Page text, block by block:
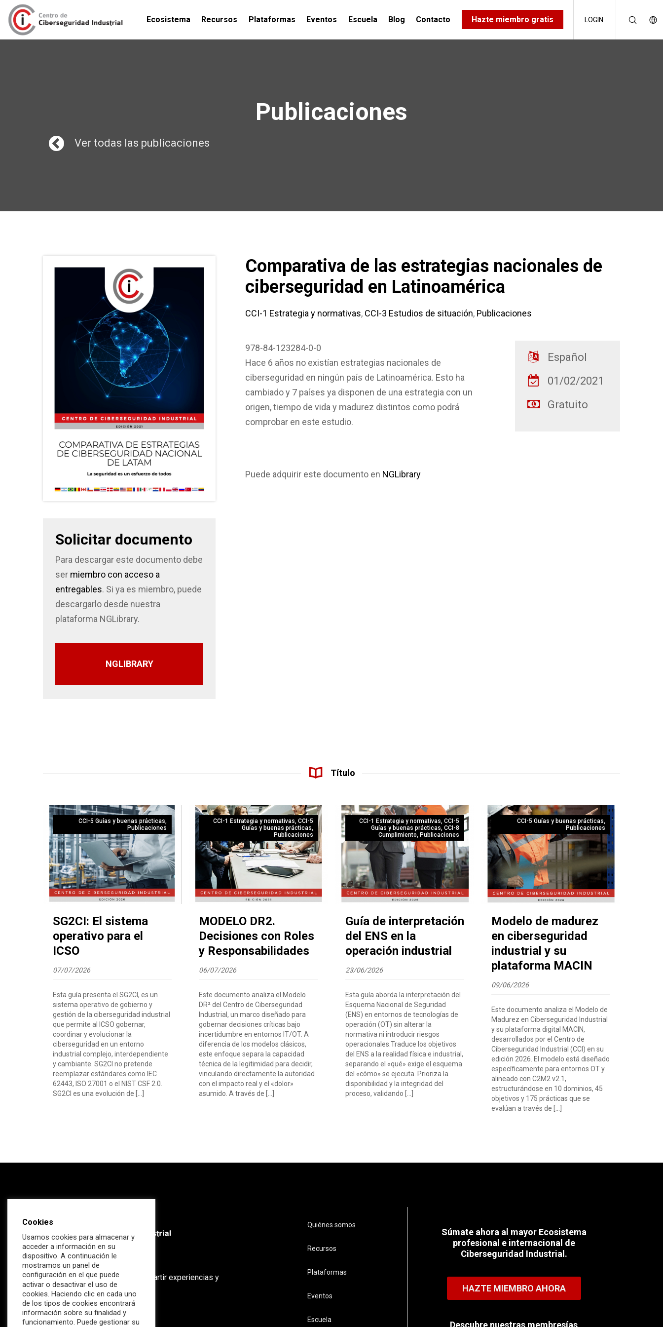
Ecosistema Recursos Plataformas Eventos Escuela Blog Contacto Hazte miembro gratis LOGIN
Publicaciones
Ver todas las publicaciones
Solicitar documento
Para descargar este documento debe
ser miembro con acceso a
entregables. Si ya es miembro, puede
descargarlo desde nuestra
plataforma NGLibrary.
NGLIBRARY
Comparativa de las estrategias nacionales de
ciberseguridad en Latinoamérica
CCI-1 Estrategia y normativas, CCI-3 Estudios de situación, Publicaciones
978-84-123284-0-0
Hace 6 años no existían estrategias nacionales de
ciberseguridad en ningún país de Latinoamérica. Esto ha
cambiado y 7 países ya disponen de una estrategia con un
origen, tiempo de vida y madurez distintos como podrá
comprobar en este estudio.
Puede adquirir este documento en NGLibrary
Español
01/02/2021
Gratuito
Título
CCI-5 Guías y buenas prácticas
Publicaciones
SG2CI: El sistema
operativo para el
ICSO
07/07/2026
Esta guía presenta el SG2CI, es un
sistema operativo de gobierno y
gestión de la ciberseguridad industrial
que permite al ICSO gobernar,
coordinar y evolucionar la
ciberseguridad en un entorno
industrial complejo, interdependiente
y cambiante. SG2CI no pretende
reemplazar estándares como IEC
62443, ISO 27001 o el NIST CSF 2.0.
SG2CI es una evolución de […]
CCI-1 Estrategia y normativas CCI-5
Guías y buenas prácticas
Publicaciones
MODELO DR2.
Decisiones con Roles
y Responsabilidades
06/07/2026
Este documento analiza el Modelo
DR² del Centro de Ciberseguridad
Industrial, un marco diseñado para
gobernar decisiones críticas bajo
incertidumbre en entornos IT/OT. A
diferencia de los modelos clásicos,
este enfoque separa la capacidad
técnica de la legitimidad para decidir,
vinculando directamente la autoridad
con el impacto real y el «dolor»
asumido. A través de […]
CCI-1 Estrategia y normativas CCI-5
Guías y buenas prácticas CCI-8
Cumplimiento Publicaciones
Guía de interpretación
del ENS en la
operación industrial
23/06/2026
Esta guía aborda la interpretación del
Esquema Nacional de Seguridad
(ENS) en entornos de tecnologías de
operación (OT) sin alterar la
normativa ni introducir riesgos
operacionales.Traduce los objetivos
del ENS a la realidad física e industrial,
separando el «qué» exige el esquema
del «cómo» se ejecuta. Prioriza la
disponibilidad y la integridad del
proceso, validando […]
CCI-5 Guías y buenas prácticas
Publicaciones
Modelo de madurez
en ciberseguridad
industrial y su
plataforma MACIN
09/06/2026
Este documento analiza el Modelo de
Madurez en Ciberseguridad Industrial
y su plataforma digital MACIN,
desarrollados por el Centro de
Ciberseguridad Industrial (CCI) en su
edición 2026. El modelo está diseñado
específicamente para entornos OT y
alineado con C2M2 v2.1,
estructurándose en 10 dominios, 45
objetivos y 175 prácticas que se
evalúan a través de […]
El ecosistema global para compartir experiencias y
conocimiento.
Blog
Quiénes somos
Recursos
Plataformas
Eventos
Escuela
Súmate ahora al mayor Ecosistema
profesional e internacional de
Ciberseguridad Industrial.
HAZTE MIEMBRO AHORA
Descubre nuestras membresías
Cookies
Usamos cookies para almacenar y
acceder a información en su
dispositivo. A continuación le
mostramos un panel de
configuración en el que puede
activar o desactivar el uso de
cookies. Haciendo clic en cada uno
de los tipos de cookies encontrará
información sobre su finalidad y
funcionamiento. Puede gestionar su